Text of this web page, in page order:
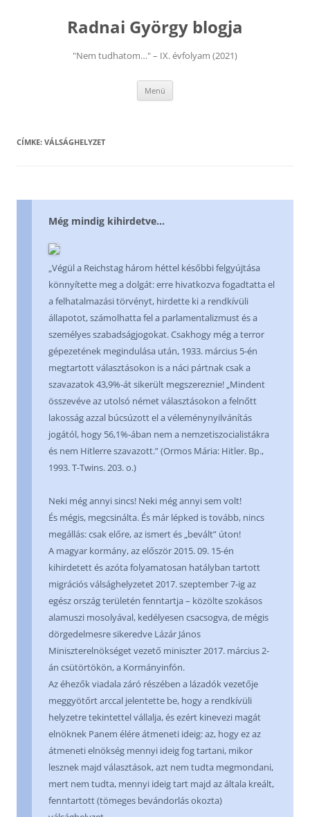
Radnai György blogja
"Nem tudhatom…" – IX. évfolyam (2021)
Menü
CÍMKE: VÁLSÁGHELYZET
Még mindig kihirdetve…
„Végül a Reichstag három héttel későbbi felgyújtása
könnyítette meg a dolgát: erre hivatkozva fogadtatta el
a felhatalmazási törvényt, hirdette ki a rendkívüli
állapotot, számolhatta fel a parlamentalizmust és a
személyes szabadságjogokat. Csakhogy még a terror
gépezetének megindulása után, 1933. március 5-én
megtartott választásokon is a náci pártnak csak a
szavazatok 43,9%-át sikerült megszereznie! „Mindent
összevéve az utolsó német választásokon a felnőtt
lakosság azzal búcsúzott el a véleménynyilvánítás
jogától, hogy 56,1%-ában nem a nemzetiszocialistákra
és nem Hitlerre szavazott.” (Ormos Mária: Hitler. Bp.,
1993. T-Twins. 203. o.)
Neki még annyi sincs! Neki még annyi sem volt!
És mégis, megcsinálta. És már lépked is tovább, nincs
megállás: csak előre, az ismert és „bevált” úton!
A magyar kormány, az először 2015. 09. 15-én
kihirdetett és azóta folyamatosan hatályban tartott
migrációs válsághelyzetet 2017. szeptember 7-ig az
egész ország területén fenntartja – közölte szokásos
alamuszi mosolyával, kedélyesen csacsogva, de mégis
dörgedelmesre sikeredve Lázár János
Miniszterelnökséget vezető miniszter 2017. március 2-
án csütörtökön, a Kormányinfón.
Az éhezők viadala záró részében a lázadók vezetője
meggyötőrt arccal jelentette be, hogy a rendkívüli
helyzetre tekintettel vállalja, és ezért kinevezi magát
elnöknek Panem élére átmeneti ideig: az, hogy ez az
átmeneti elnökség mennyi ideig fog tartani, mikor
lesznek majd választások, azt nem tudta megmondani,
mert nem tudta, mennyi ideig tart majd az általa kreált,
fenntartott (tömeges bevándorlás okozta)